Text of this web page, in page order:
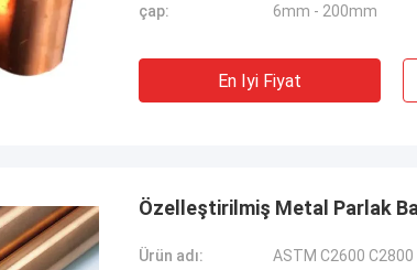
çap:
6mm - 200mm
En Iyi Fiyat
Ürün adı:
ASTM C2600